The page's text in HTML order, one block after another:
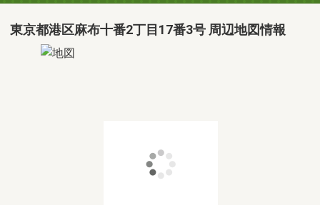
東京都港区麻布十番2丁目17番3号 周辺地図情報